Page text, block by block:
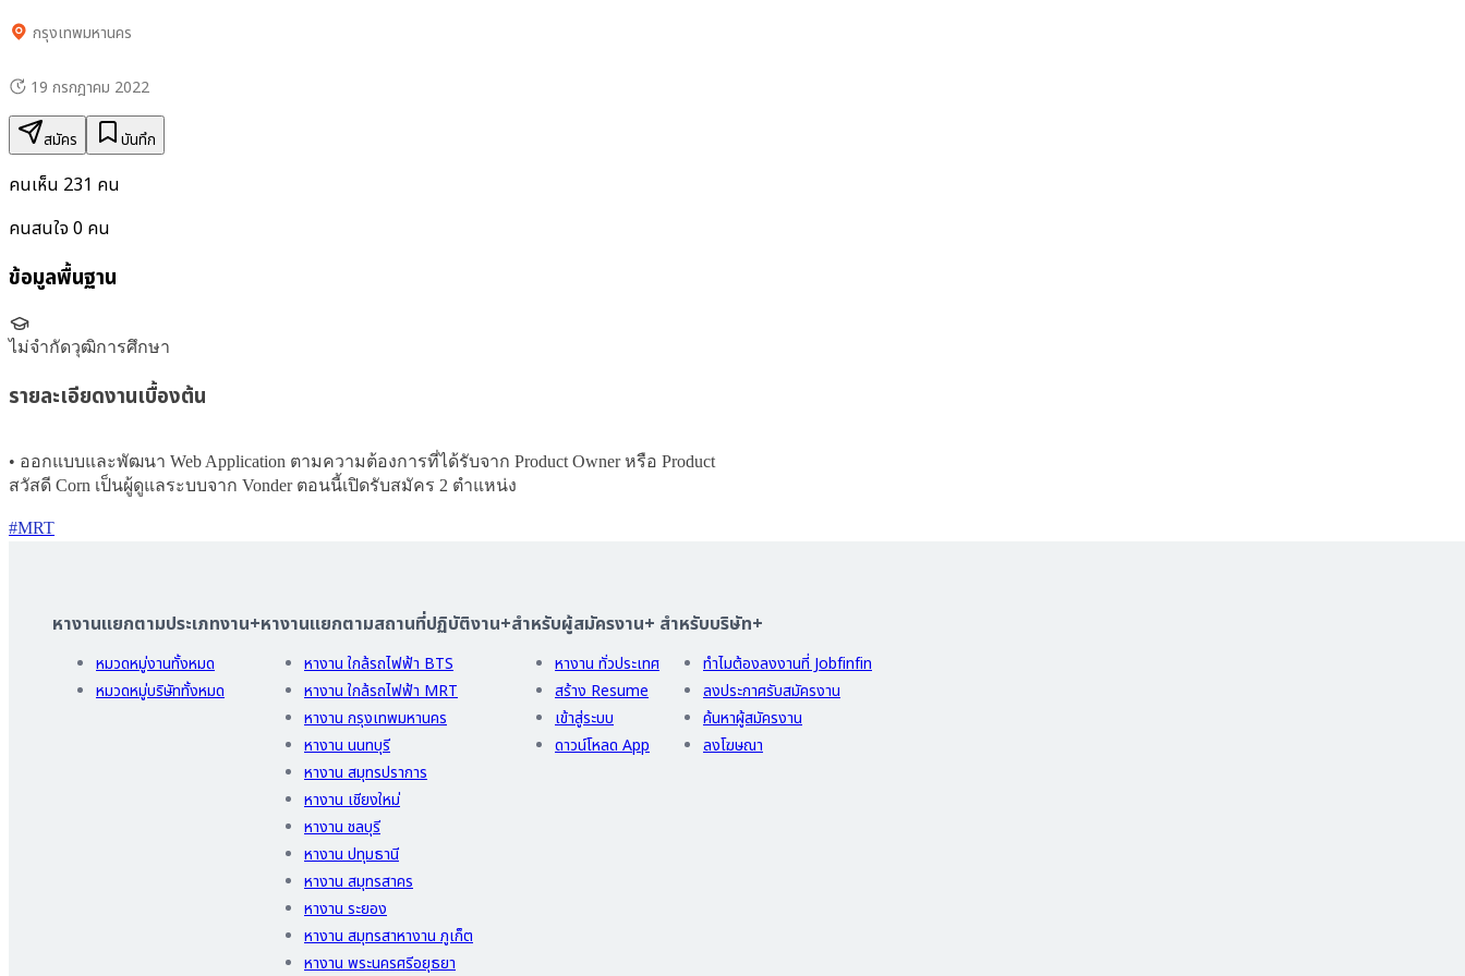
กรุงเทพมหานคร
19 กรกฎาคม 2022
สมัคร บันทึก
คนเห็น 231 คน
คนสนใจ 0 คน
ข้อมูลพื้นฐาน
ไม่จำกัดวุฒิการศึกษา
รายละเอียดงานเบื้องต้น
• ออกแบบและพัฒนา Web Application ตามความต้องการที่ได้รับจาก Product Owner หรือ Product
สวัสดี Corn เป็นผู้ดูแลระบบจาก Vonder ตอนนี้เปิดรับสมัคร 2 ตำแหน่ง
#MRT
หางานแยกตามประเภทงาน+
หมวดหมู่งานทั้งหมด
หมวดหมู่บริษัททั้งหมด
หางานแยกตามสถานที่ปฏิบัติงาน+
หางาน ใกล้รถไฟฟ้า BTS
หางาน ใกล้รถไฟฟ้า MRT
หางาน กรุงเทพมหานคร
หางาน นนทบุรี
หางาน สมุทรปราการ
หางาน เชียงใหม่
หางาน ชลบุรี
หางาน ปทุมธานี
หางาน สมุทรสาคร
หางาน ระยอง
หางาน สมุทรสาหางาน ภูเก็ต
หางาน พระนครศรีอยุธยา
สำหรับผู้สมัครงาน+
หางาน ทั่วประเทศ
สร้าง Resume
เข้าสู่ระบบ
ดาวน์โหลด App
สำหรับบริษัท+
ทำไมต้องลงงานที่ Jobfinfin
ลงประกาศรับสมัครงาน
ค้นหาผู้สมัครงาน
ลงโฆษณา